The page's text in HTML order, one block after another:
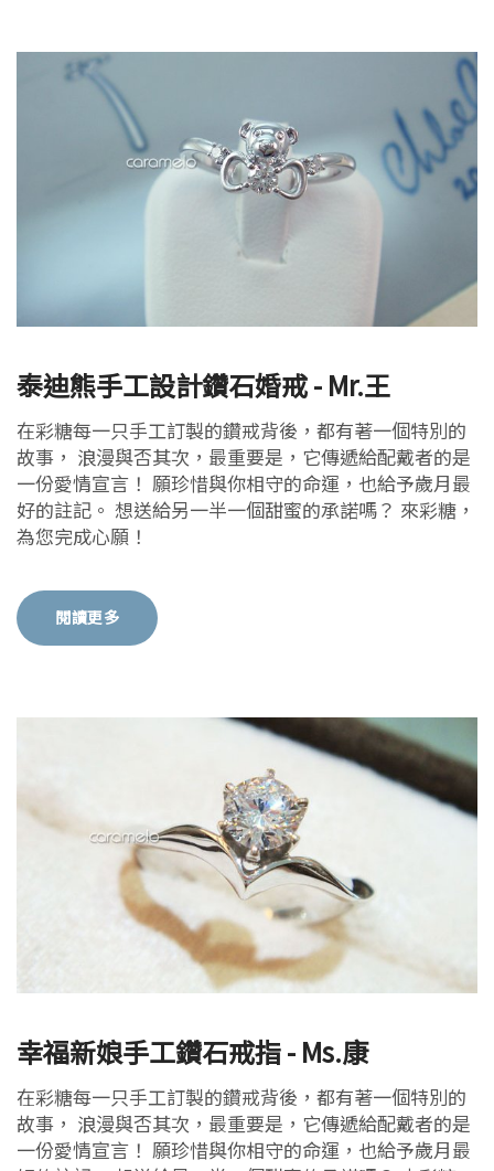
泰迪熊手工設計鑽石婚戒 - Mr.王
在彩糖每一只手工訂製的鑽戒背後，都有著一個特別的
故事， 浪漫與否其次，最重要是，它傳遞給配戴者的是
一份愛情宣言！ 願珍惜與你相守的命運，也給予歲月最
好的註記。 想送給另一半一個甜蜜的承諾嗎？ 來彩糖，
為您完成心願！
閱讀更多
幸福新娘手工鑽石戒指 - Ms.康
在彩糖每一只手工訂製的鑽戒背後，都有著一個特別的
故事， 浪漫與否其次，最重要是，它傳遞給配戴者的是
一份愛情宣言！ 願珍惜與你相守的命運，也給予歲月最